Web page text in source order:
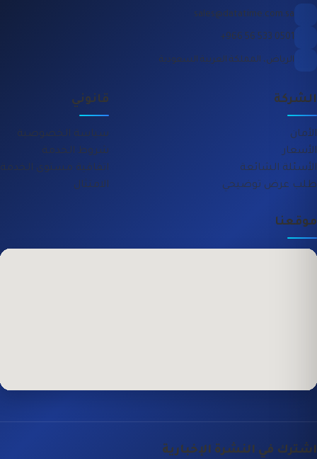
sales@datatime.com.sa
0501 533 56 966+
الرياض، المملكة العربية السعودية
الشركة
الأمان
الأسعار
الأسئلة الشائعة
طلب عرض توضيحي
قانوني
سياسة الخصوصية
شروط الخدمة
اتفاقية مستوى الخدمة
الامتثال
موقعنا
اشترك في النشرة الإخبارية